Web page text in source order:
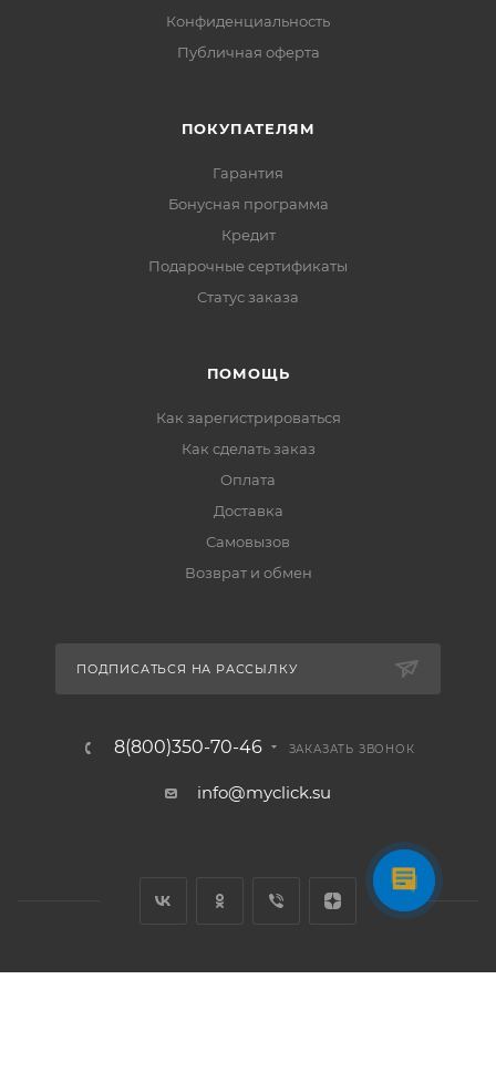
Конфиденциальность
Публичная оферта
ПОКУПАТЕЛЯМ
Гарантия
Бонусная программа
Кредит
Подарочные сертификаты
Статус заказа
ПОМОЩЬ
Как зарегистрироваться
Как сделать заказ
Оплата
Доставка
Самовызов
Возврат и обмен
ПОДПИСАТЬСЯ НА РАССЫЛКУ
8(800)350-70-46 ЗАКАЗАТЬ ЗВОНОК
info@myclick.su